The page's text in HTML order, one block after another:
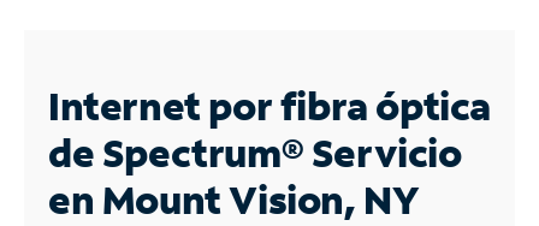
Business
Contáctanos
Internet por fibra óptica
de Spectrum®Servicio
en Mount Vision, NY